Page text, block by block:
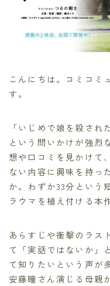
こんにちは。コミコミ
す。
「いじめで娘を殺され
という問いかけが強烈
想や口コミを見かけて
ない内容に興味を持っ
か。わずか33分という
ラウマを植え付ける本作
あらすじや衝撃のラス
て「実話ではないか」
て知りたいという声が
安藤瞳さん演じる母親